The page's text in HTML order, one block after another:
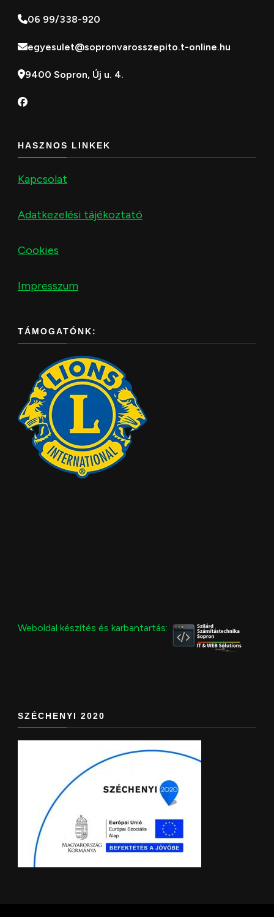
06 99/338-920
egyesulet@sopronvarosszepito.t-online.hu
9400 Sopron, Új u. 4.
HASZNOS LINKEK
Kapcsolat
Adatkezelési tájékoztató
Cookies
Impresszum
TÁMOGATÓNK:
Weboldal készítés és karbantartás:
SZÉCHENYI 2020